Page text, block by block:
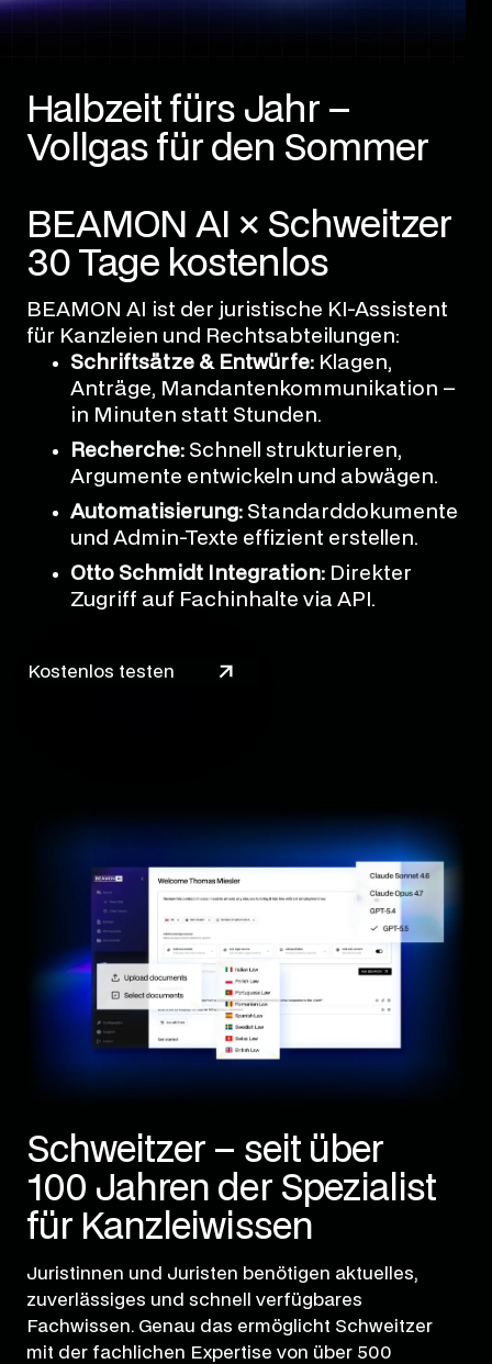
Halbzeit fürs Jahr –
Vollgas für den Sommer
BEAMON AI × Schweitzer
30 Tage kostenlos
BEAMON AI ist der juristische KI-Assistent
für Kanzleien und Rechtsabteilungen:
Schriftsätze & Entwürfe: Klagen,
Anträge, Mandantenkommunikation –
in Minuten statt Stunden.
Recherche: Schnell strukturieren,
Argumente entwickeln und abwägen.
Automatisierung: Standarddokumente
und Admin-Texte effizient erstellen.
Otto Schmidt Integration: Direkter
Zugriff auf Fachinhalte via API.
Kostenlos testen
Schweitzer – seit über
100 Jahren der Spezialist
für Kanzleiwissen
Juristinnen und Juristen benötigen aktuelles,
zuverlässiges und schnell verfügbares
Fachwissen. Genau das ermöglicht Schweitzer
mit der fachlichen Expertise von über 500